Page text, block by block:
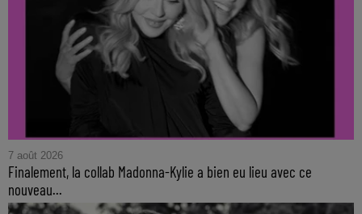
7 août 2026
Finalement, la collab Madonna-Kylie a bien eu lieu avec ce
nouveau...